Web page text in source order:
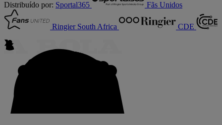
Distribuído por: Sportal365 Fãs Unidos
Ringier South Africa CDE